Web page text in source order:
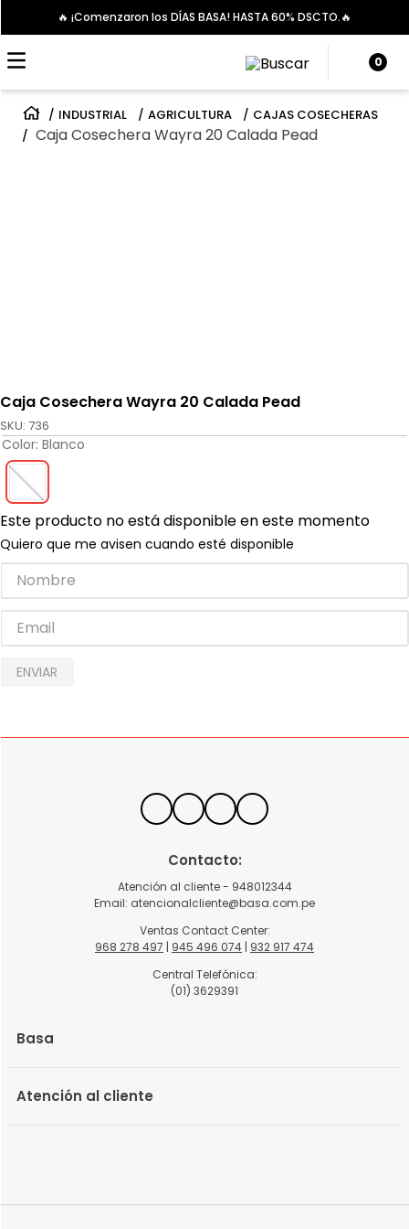
🔥 ¡Comenzaron los DÍAS BASA! HASTA 60% DSCTO.🔥
0
INDUSTRIAL AGRICULTURA CAJAS COSECHERAS
Caja Cosechera Wayra 20 Calada Pead
Caja Cosechera Wayra 20 Calada Pead
SKU: 736
Color: Blanco
Este producto no está disponible en este momento
Quiero que me avisen cuando esté disponible
ENVIAR
Contacto:
Atención al cliente - 948012344
Email: atencionalcliente@basa.com.pe
Ventas Contact Center:
968 278 497 | 945 496 074 | 932 917 474
Central Telefónica:
(01) 3629391
Basa
Atención al cliente